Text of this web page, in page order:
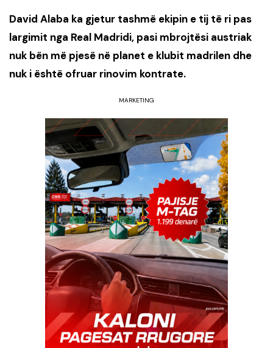
David Alaba ka gjetur tashmë ekipin e tij të ri pas
largimit nga Real Madridi, pasi mbrojtësi austriak
nuk bën më pjesë në planet e klubit madrilen dhe
nuk i është ofruar rinovim kontrate.
MARKETING